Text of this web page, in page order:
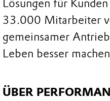
Lösungen für
33.000 Mitarbeiter
gemeinsamer
Leben besser
ÜBER